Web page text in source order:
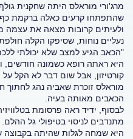
מרג'ורי מוראלס היתה שחקנית
שהתפתחו קרעים כאלה ברקמת כף
ולעיתים קרובות מצאה את עצמה
נעליים נוחות, שסיפקו הקלה
"הכאב הגיע למצב שלא יכולתי
היא ראתה רופא כשמונה חודשים,
קורטיזון, אבל שום דבר לא הקל על
מוראלס זוכרת שאביה נהג לחתוך
הכאבים מאותה בעיה.
לבסוף, ידיד ראה פרסומת
מתנדבים לניסוי בטיפולי גל ההלם.
היא שמחה לגלות שהיתה בקבוצה